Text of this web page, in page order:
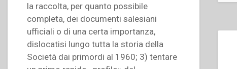
la raccolta, per quanto possibile
completa, dei documenti salesiani
ufficiali o di una certa importanza,
dislocatisi lungo tutta la storia della
Società dai primordi al 1960; 3) tentare